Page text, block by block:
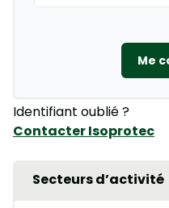
Me
Identifiant oublié ?
Contacter Isoprotec
Secteurs d’activité